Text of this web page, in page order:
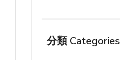
分類 Categories